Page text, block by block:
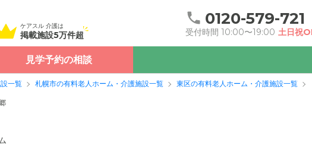
ケアスル 介護は
掲載施設5万件超
0120-579-721
受付時間 10:00〜19:00 土日祝
見学予約の相談
一覧 札幌市の有料老人ホーム・介護施設一覧 東区の有料老人ホーム・介護施設一覧